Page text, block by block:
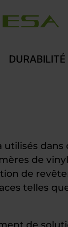
utilisés
de
de
telles
de